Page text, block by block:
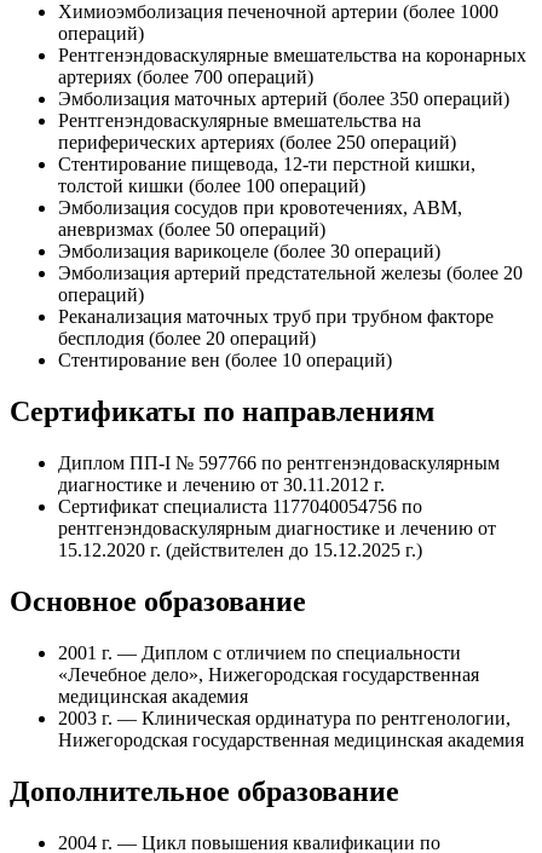
Химиоэмболизация печеночной артерии (более 1000
операций)
Рентгенэндоваскулярные вмешательства на коронарных
артериях (более 700 операций)
Эмболизация маточных артерий (более 350 операций)
Рентгенэндоваскулярные вмешательства на
периферических артериях (более 250 операций)
Стентирование пищевода, 12-ти перстной кишки,
толстой кишки (более 100 операций)
Эмболизация сосудов при кровотечениях, АВМ,
аневризмах (более 50 операций)
Эмболизация варикоцеле (более 30 операций)
Эмболизация артерий предстательной железы (более 20
операций)
Реканализация маточных труб при трубном факторе
бесплодия (более 20 операций)
Стентирование вен (более 10 операций)
Сертификаты по направлениям
Диплом ПП-I № 597766 по рентгенэндоваскулярным
диагностике и лечению от 30.11.2012 г.
Сертификат специалиста 1177040054756 по
рентгенэндоваскулярным диагностике и лечению от
15.12.2020 г. (действителен до 15.12.2025 г.)
Основное образование
2001 г. — Диплом с отличием по специальности
«Лечебное дело», Нижегородская государственная
медицинская академия
2003 г. — Клиническая ординатура по рентгенологии,
Нижегородская государственная медицинская академия
Дополнительное образование
2004 г. — Цикл повышения квалификации по